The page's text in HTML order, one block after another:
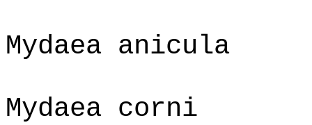
Mydaea anicula
Mydaea corni